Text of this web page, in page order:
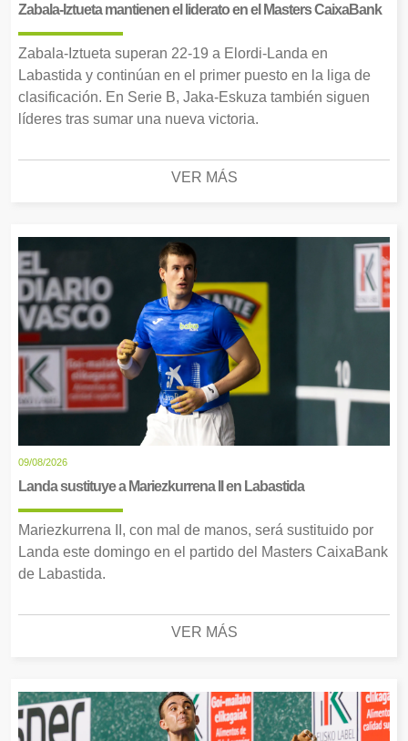
Zabala-Iztueta mantienen el liderato en el Masters CaixaBank
Zabala-Iztueta superan 22-19 a Elordi-Landa en
Labastida y continúan en el primer puesto en la liga de
clasificación. En Serie B, Jaka-Eskuza también siguen
líderes tras sumar una nueva victoria.
VER MÁS
09/08/2026
Landa sustituye a Mariezkurrena II en Labastida
Mariezkurrena II, con mal de manos, será sustituido por
Landa este domingo en el partido del Masters CaixaBank
de Labastida.
VER MÁS